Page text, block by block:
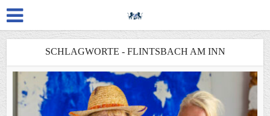
SCHLAGWORTE - FLINTSBACH AM INN